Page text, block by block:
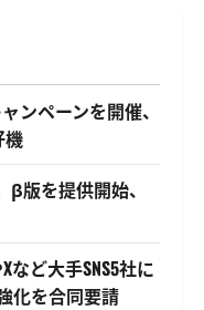
ンペーンを開催、
機
版を提供開始、
など大手SNS5社に
化を合同要請